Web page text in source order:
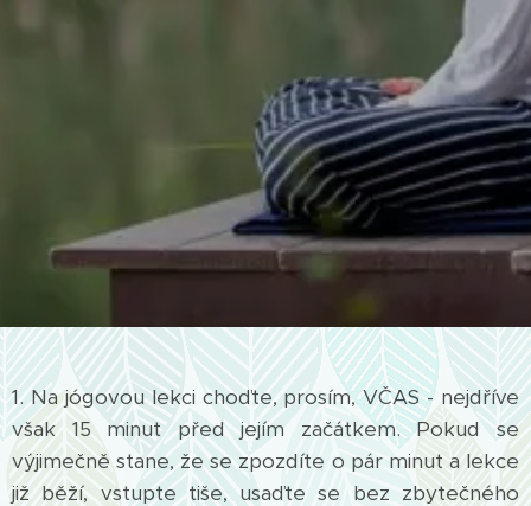
1. Na jógovou lekci choďte, prosím, VČAS - nejdříve
však 15 minut před jejím začátkem. Pokud se
výjimečně stane, že se zpozdíte o pár minut a lekce
již běží, vstupte tiše, usaďte se bez zbytečného